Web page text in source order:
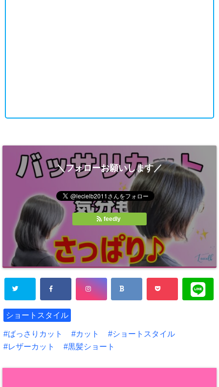
＼フォローお願いします／
feedly
ショートスタイル
ばっさりカット カット
ショートスタイル
レザーカット
黒髪ショート